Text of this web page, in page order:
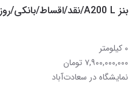
بنز A200 L/نقد/اقساط/بانکی/روزانه
۰ کیلومتر
۷,۹۰۰,۰۰۰,۰۰۰ تومان
نمایشگاه در سعادت‌آباد